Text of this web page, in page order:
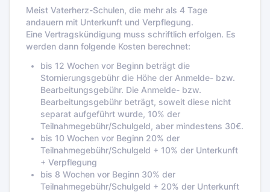
Meist Vaterherz-Schulen, die mehr als 4 Tage
andauern mit Unterkunft und Verpflegung.
Eine Vertragskündigung muss schriftlich erfolgen. Es
werden dann folgende Kosten berechnet:
bis 12 Wochen vor Beginn beträgt die
Stornierungsgebühr die Höhe der Anmelde- bzw.
Bearbeitungsgebühr. Die Anmelde- bzw.
Bearbeitungsgebühr beträgt, soweit diese nicht
separat aufgeführt wurde, 10% der
Teilnahmegebühr/Schulgeld, aber mindestens 30€.
bis 10 Wochen vor Beginn 20% der
Teilnahmegebühr/Schulgeld + 10% der Unterkunft
+ Verpflegung
bis 8 Wochen vor Beginn 30% der
Teilnahmegebühr/Schulgeld + 20% der Unterkunft